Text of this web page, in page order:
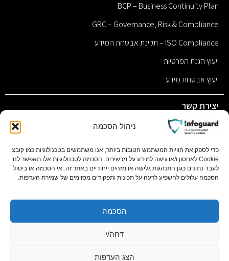
ניהול הסכמה
כדי לספק את חוויות המשתמש הטובות ביותר, אנו משתמשים בטכנולוגיות כמו קובצי
Cookie לאחסון ו/או גישה למידע על מכשירים. הסכמה לטכנולוגיות אלו תאפשר לנו
לעבד נתונים כגון התנהגות גלישה או מזהים ייחודיים באתר זה. אי הסכמה או ביטול
הסכמה עלולים להשפיע לרעה על תכונות ותפקודים מסוימים של שמירת העדפות.
הסכמה
דחה/י
הצג העדפות
BCP – Business Continuity Plan
GRC – Governance, Risk & Compliance
ISO Compliance – תקינת אבטחת המידע
ייעוץ הגנת הפרטיות
ייעוץ אבטחת מידע
יצירת קשר
sales@infoguard.co.il
077-9011117
השחם 1 פתח תקווה, 4951701 ת.ד 11058 בסר סיטי בניין C
קומה 1